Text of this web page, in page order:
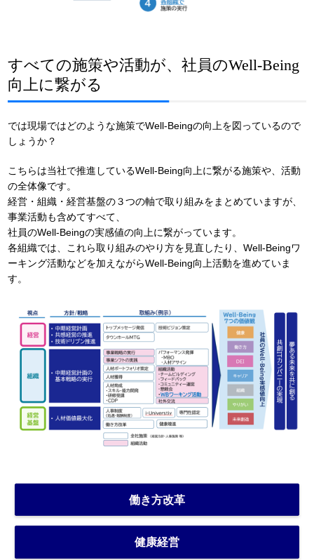
すべての施策や活動が、社員のWell-Being
向上に繋がる
では現場ではどのような施策でWell-Beingの向上を図っているので
しょうか？
こちらは当社で推進しているWell-Being向上に繋がる施策や、活動
の全体像です。
経営・組織・経営基盤の３つの軸で取り組みをまとめていますが、
事業活動も含めてすべて、
社員のWell-Beingの実感値の向上に繋がっています。
各組織では、これら取り組みのやり方を見直したり、Well-Beingワ
ーキング活動などを加えながらWell-Being向上活動を進めていま
す。
働き方改革
健康経営